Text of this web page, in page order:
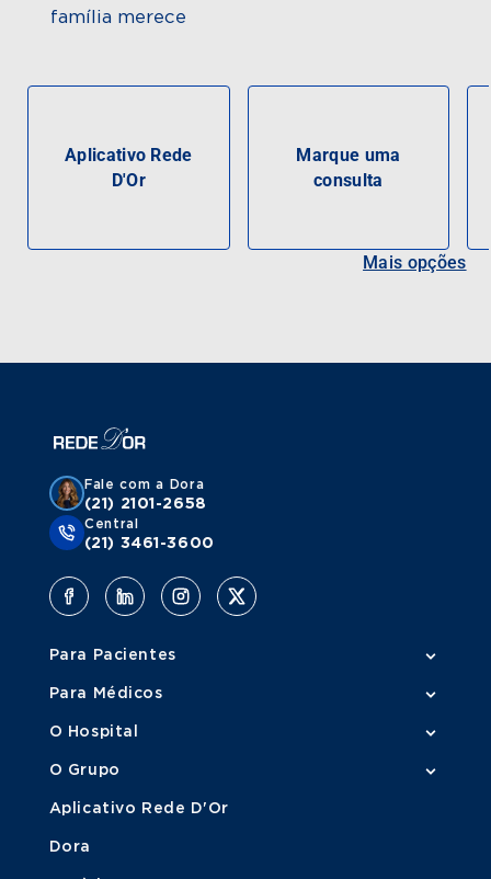
família merece
Aplicativo Rede
D'Or
Marque uma
consulta
Mais opções
Fale com a Dora
(21) 2101-2658
Central
(21) 3461-3600
Para Pacientes
Para Médicos
O Hospital
O Grupo
Aplicativo Rede D'Or
Dora